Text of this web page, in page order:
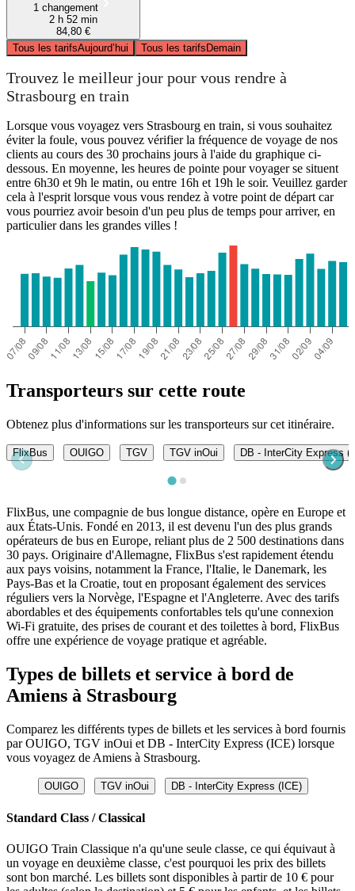
1 changement
2 h 52 min
84,80 €
Tous les tarifsAujourd’hui Tous les tarifsDemain
Trouvez le meilleur jour pour vous rendre à
Strasbourg en train
Lorsque vous voyagez vers Strasbourg en train, si vous souhaitez
éviter la foule, vous pouvez vérifier la fréquence de voyage de nos
clients au cours des 30 prochains jours à l'aide du graphique ci-
dessous. En moyenne, les heures de pointe pour voyager se situent
entre 6h30 et 9h le matin, ou entre 16h et 19h le soir. Veuillez garder
cela à l'esprit lorsque vous vous rendez à votre point de départ car
vous pourriez avoir besoin d'un peu plus de temps pour arriver, en
particulier dans les grandes villes !
Transporteurs sur cette route
Obtenez plus d'informations sur les transporteurs sur cet itinéraire.
FlixBus OUIGO TGV TGV inOui DB - InterCity Express
FlixBus, une compagnie de bus longue distance, opère en Europe et
aux États-Unis. Fondé en 2013, il est devenu l'un des plus grands
opérateurs de bus en Europe, reliant plus de 2 500 destinations dans
30 pays. Originaire d'Allemagne, FlixBus s'est rapidement étendu
aux pays voisins, notamment la France, l'Italie, le Danemark, les
Pays-Bas et la Croatie, tout en proposant également des services
réguliers vers la Norvège, l'Espagne et l'Angleterre. Avec des tarifs
abordables et des équipements confortables tels qu'une connexion
Wi-Fi gratuite, des prises de courant et des toilettes à bord, FlixBus
offre une expérience de voyage pratique et agréable.
Types de billets et service à bord de
Amiens à Strasbourg
Comparez les différents types de billets et les services à bord fournis
par OUIGO, TGV inOui et DB - InterCity Express (ICE) lorsque
vous voyagez de Amiens à Strasbourg.
OUIGO TGV inOui DB - InterCity Express (ICE)
Standard Class / Classical
OUIGO Train Classique n'a qu'une seule classe, ce qui équivaut à
un voyage en deuxième classe, c'est pourquoi les prix des billets
sont bon marché. Les billets sont disponibles à partir de 10 € pour